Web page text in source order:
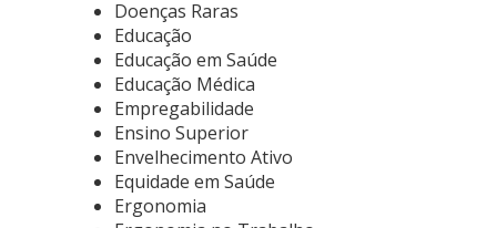
Doenças Raras
Educação
Educação em Saúde
Educação Médica
Empregabilidade
Ensino Superior
Envelhecimento Ativo
Equidade em Saúde
Ergonomia